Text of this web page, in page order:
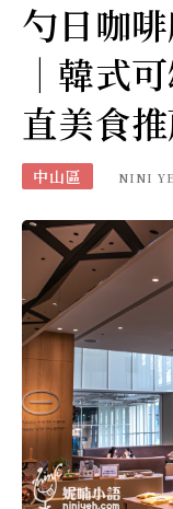
勺日咖
｜韓式
直美食
中山區 NINI